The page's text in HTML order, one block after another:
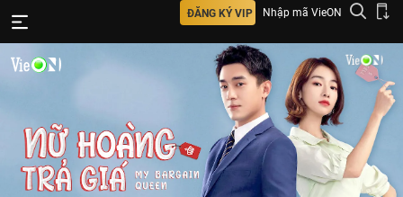
ĐĂNG KÝ VIP Nhập mã VieON